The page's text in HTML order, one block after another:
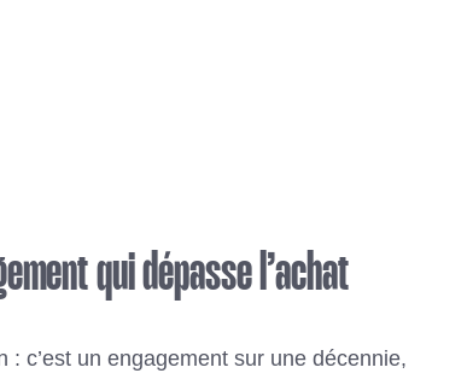
qui dépasse l’achat
: c’est un engagement sur une décennie,